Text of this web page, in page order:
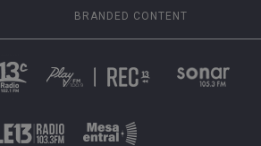
BRANDED CONTENT